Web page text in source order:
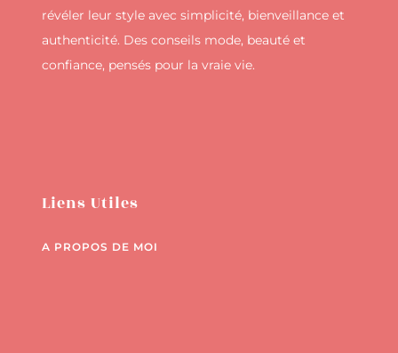
révéler leur style avec simplicité, bienveillance et
authenticité. Des conseils mode, beauté et
confiance, pensés pour la vraie vie.
Liens Utiles
A PROPOS DE MOI